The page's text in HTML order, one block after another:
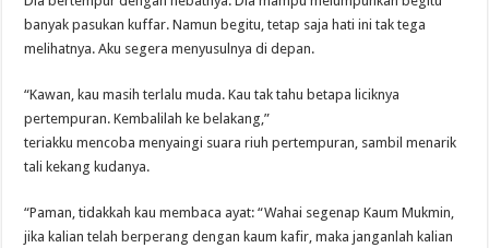
banyak pasukan kuffar. Namun begitu, tetap saja hati ini tak tega
melihatnya. Aku segera menyusulnya di depan.
“Kawan, kau masih terlalu muda. Kau tak tahu betapa liciknya
pertempuran. Kembalilah ke belakang,”
teriakku mencoba menyaingi suara riuh pertempuran, sambil menarik
tali kekang kudanya.
“Paman, tidakkah kau membaca ayat: “Wahai segenap Kaum Mukmin,
jika kalian telah berperang dengan kaum kafir, maka janganlah kalian